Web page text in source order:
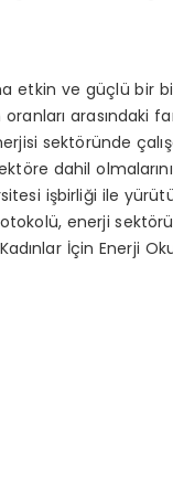
etkin ve güçlü bir
arasındaki
sektöründe
dahil
işbirliği ile
enerji
İçin Enerji